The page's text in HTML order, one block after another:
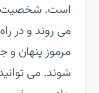
است. شخصیت
می روند و در
مرموز پنهان و
شوند. می